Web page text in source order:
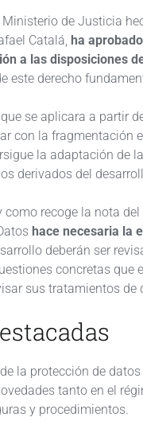
de Justicia
Catalá, ha
a las disposiciones
este derecho
se aplicara a partir
con la fragmentación
la adaptación de
derivados del
como recoge la nota
hace necesaria la
deberán ser
concretas
sus tratamientos
la protección de
tanto en el
y procedimientos.